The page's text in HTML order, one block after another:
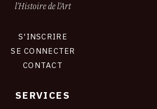
l'Histoire de l'Art
S'INSCRIRE
SE CONNECTER
CONTACT
SERVICES